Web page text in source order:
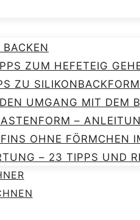
ZUM HEFETEIG
ZU
UMGANG MIT DEM
–
OHNE FÖRMCHEN
– 23 TIPPS UND